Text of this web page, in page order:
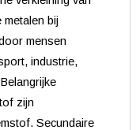
bij
mensen
industrie,
zijn
Secundaire